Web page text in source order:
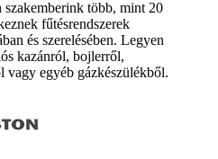
több, mint 20
fűtésrendszerek
és szerelésében. Legyen
kazánról, bojlerről,
egyéb gázkészülékből.